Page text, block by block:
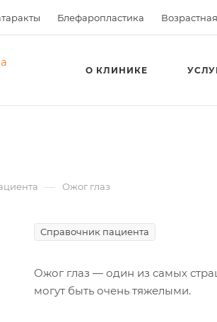
Блефаропластика
О КЛИНИКЕ
— Ожог глаз
Справочник пациента
Ожог глаз — один из самых
могут быть очень тяжелыми.